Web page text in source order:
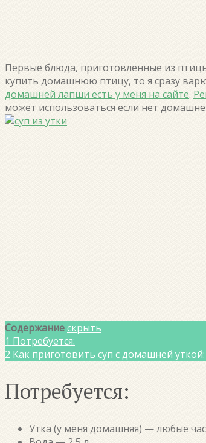
Первые блюда, приготовленные из
купить домашнюю птицу, то я сразу
домашней лапши есть у меня на сайте.
может использоваться если нет
Содержаниескрыть
1 Потребуется:
2 Как приготовить суп с домашней уткой:
Потребуется:
Утка (у меня домашняя) — любые